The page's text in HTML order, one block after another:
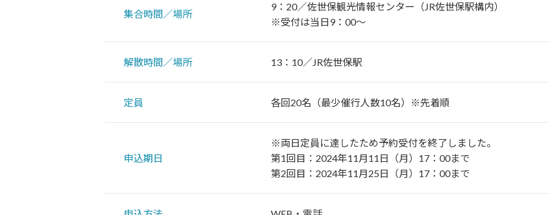
集合時間／場所
9：20／佐世保観光情報センター（JR佐世保駅構内）
※受付は当日9：00～
解散時間／場所 13：10／JR佐世保駅
定員 各回20名（最少催行人数10名）※先着順
申込期日
※両日定員に達したため予約受付を終了しました。
第1回目：2024年11月11日（月）17：00まで
第2回目：2024年11月25日（月）17：00まで